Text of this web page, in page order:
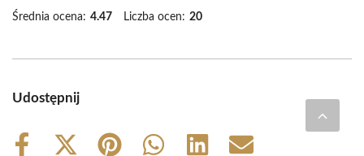
Średnia ocena: 4.47 Liczba ocen: 20
Udostępnij
Share Share Share Share Share Share